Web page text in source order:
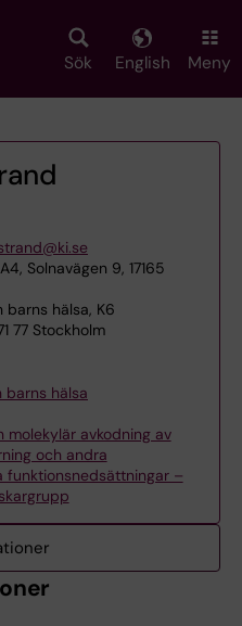
Sök English Meny
Solnavägen 9, 17165
barns hälsa, K6
77 Stockholm
barns hälsa
molekylär avkodning av
och andra
funktionsnedsättningar –